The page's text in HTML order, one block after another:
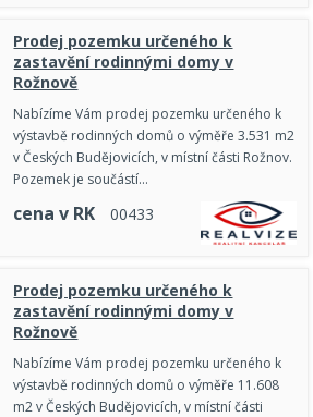
Prodej pozemku určeného k
zastavění rodinnými domy v
Rožnově
Nabízíme Vám prodej pozemku určeného k
výstavbě rodinných domů o výměře 3.531 m2
v Českých Budějovicích, v místní části Rožnov.
Pozemek je součástí…
cena v RK 00433
Prodej pozemku určeného k
zastavění rodinnými domy v
Rožnově
Nabízíme Vám prodej pozemku určeného k
výstavbě rodinných domů o výměře 11.608
m2 v Českých Budějovicích, v místní části